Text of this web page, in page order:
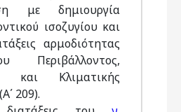
με δημιουργία
ισοζυγίου και
αρμοδιότητας
Περιβάλλοντος,
και Κλιματικής
209).